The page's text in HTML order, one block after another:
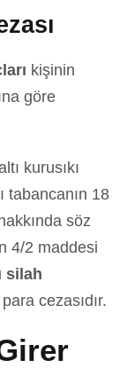
kişinin
göre
kurusıkı
tabancanın 18
söz
4/2 maddesi
silah
cezasıdır.